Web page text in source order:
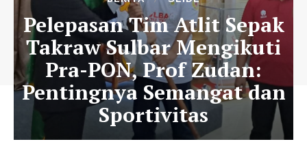
Pelepasan Tim Atlit Sepak
Takraw Sulbar Mengikuti
Pra-PON, Prof Zudan:
Pentingnya Semangat dan
Sportivitas